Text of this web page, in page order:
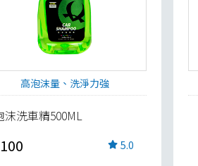
高泡沫量、洗淨力強
沫洗車精500ML
5.0